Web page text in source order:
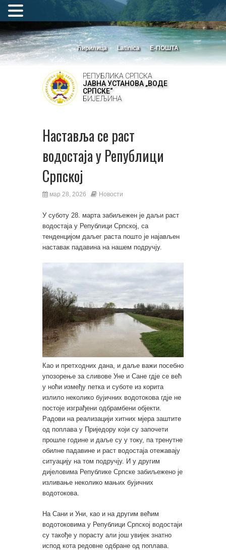
Ћирилица Latinica Е-ПОШТА
РЕПУБЛИКА СРПСКА
ЈАВНА УСТАНОВА „ВОДЕ
СРПСКЕ“
БИЈЕЉИНА
Наставља се раст
водостаја у Републици
Српској
мар 28, 2026 Новости
У суботу 28. марта забиљежен је даљи раст
водостаја у Републици Српској, са
тенденцијом даљег раста пошто је најављен
наставак падавина на нашем подручју.
Као и претходних дана, и даље важи посебно
упозорење за сливове Уне и Сане гдје се већ
у ноћи између петка и суботе из корита
излило неколико бујичних водотокова гдје не
постоје изграђени одбрамбени објекти.
Радови на реализацији хитних мјера заштите
од поплава у Приједору који су започети
прошле године и даље су у току, па тренутне
обилне падавине и раст водостаја отежавају
ситуацију на том подручју. И у другим
дијеловима Републике Српске забиљежено је
изливање неколико мањих бујичних
водотокова.
На Сани и Уни, као и на другим већим
водотоковима у Републици Српској водостаји
су такође у порасту али још увијек знатно
испод кота редовне одбране од поплава.